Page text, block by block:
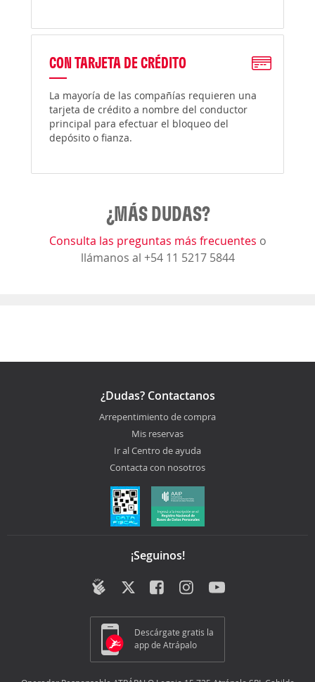
CON TARJETA DE CRÉDITO
La mayoría de las compañías requieren una
tarjeta de crédito a nombre del conductor
principal para efectuar el bloqueo del
depósito o fianza.
¿MÁS DUDAS?
Consulta las preguntas más frecuentes o
llámanos al +54 11 5217 5844
¿Dudas? Contactanos
Arrepentimiento de compra
Mis reservas
Ir al Centro de ayuda
Contacta con nosotros
¡Seguinos!
Descárgate gratis la
app de Atrápalo